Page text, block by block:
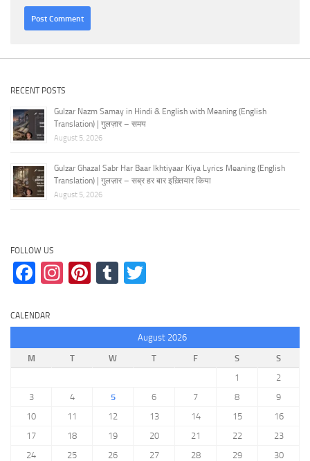
RECENT POSTS
Gulzar Nazm Samay in Hindi & English with Meaning (English
Translation) | गुलज़ार – समय
August 5, 2026
Gulzar Ghazal Sabr Har Baar Ikhtiyaar Kiya Lyrics Meaning (English
Translation) | गुलज़ार – सब्र हर बार इख़्तियार किया
August 5, 2026
FOLLOW US
Facebook
Instagram
Pinterest
Tumblr
CALENDAR
August 2026
M
T W T F S
S
1
2
3
4 5 6 7 8
9
10
11 12 13 14 15
16
17
18 19 20 21 22
23
24
25 26 27 28 29
30